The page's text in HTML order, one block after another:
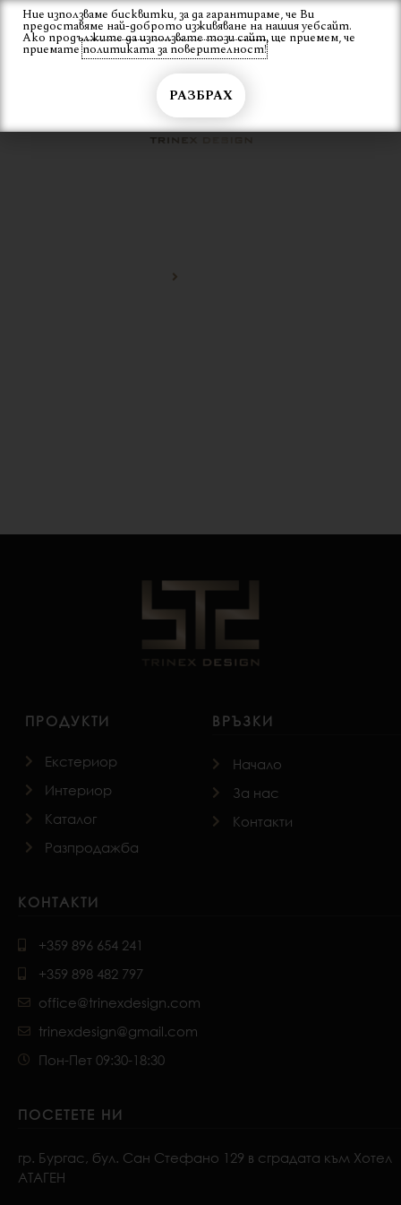
Skip
content
Вход
ПРОДУКТИ
Екстериор
Интериор
Каталог
Разпродажба
ВРЪЗКИ
Начало
За нас
Контакти
КОНТАКТИ
+359 896 654 241
+359 898 482 797
office@trinexdesign.com
trinexdesign@gmail.com
Пон-Пет 09:30-18:30
ПОСЕТЕТЕ НИ
гр. Бургас, бул. Сан Стефано 129 в сградата към Хотел
АТАГЕН
Ние използваме бисквитки, за да гарантираме, че Ви
предоставяме най-доброто изживяване на нашия уебсайт.
Ако продължите да използвате този сайт, ще приемем, че
приематеполитиката за поверителност!
РАЗБРАХ